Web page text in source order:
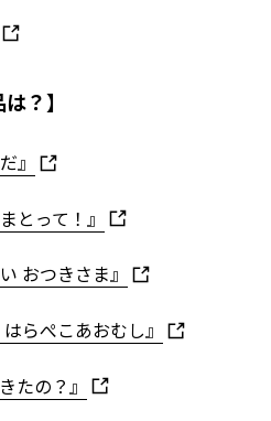
？】
』
とって！』
おつきさま』
らぺこあおむし』
たの？』